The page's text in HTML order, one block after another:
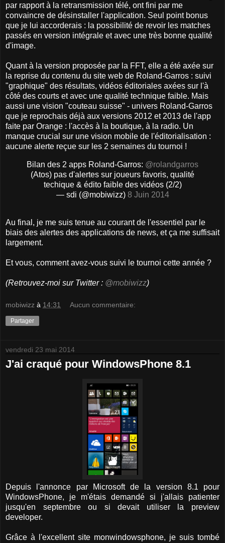
par rapport à la retransmission télé, ont fini par me
convaincre de désinstaller l'application. Seul point bonus
que je lui accorderais : la possibilité de revoir les matches
passés en version intégrale et avec une très bonne qualité
d'image.
Quant à la version proposée par la FFT, elle a été axée sur
la reprise du contenu du site web de Roland-Garros : suivi
"graphique" des résultats, vidéos éditoriales axées sur l'à
côté des courts et avec une qualité technique faible. Mais
aussi une vision "couteau suisse" - univers Roland-Garros
que je reprochais déjà aux versions 2012 et 2013 de l'app
faite par Orange : l'accès à la boutique, à la radio. Un
manque crucial sur une vision mobile de l'éditorialisation :
aucune alerte reçue sur les 2 semaines du tournoi !
Bilan des 2 apps Roland-Garros: @rolandgarros
(Atos) pas d'alertes sur joueurs favoris, qualité
techique & édito faible des vidéos (2/2)
— sdi (@mobiwizz) 8 Juin 2014
Au final, je me suis tenue au courant de l'essentiel par le
biais des alertes des applications de news, et ça me suffisait
largement.
Et vous, comment avez-vous suivi le tournoi cette année ?
(Retrouvez-moi sur Twitter : @mobiwizz)
mobiwizz à 14:31 Aucun commentaire:
Partager
vendredi 23 mai 2014
J'ai craqué pour WindowsPhone 8.1
Depuis l'annonce par Microsoft de la version 8.1 pour
WindowsPhone, je m'étais demandé si j'allais patienter
jusqu'en septembre ou si devait utiliser la preview
developer.
Grâce à l'excellent site monwindowsphone, je suis tombé